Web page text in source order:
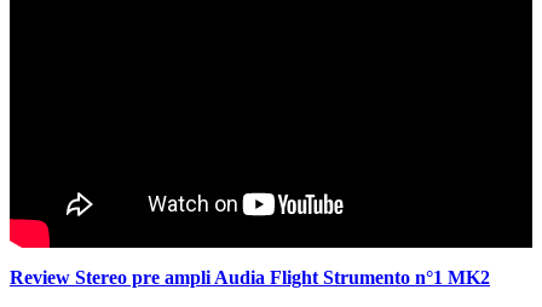
Review Stereo pre ampli Audia Flight Strumento n°1 MK2